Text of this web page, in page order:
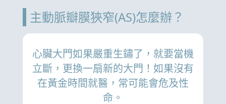
主動脈瓣膜狹窄(AS)怎麼辦？
心臟大門如果嚴重生鏽了，就要當機
立斷，更換一扇新的大門！如果沒有
在黃金時間就醫，常可能會危及性
命。